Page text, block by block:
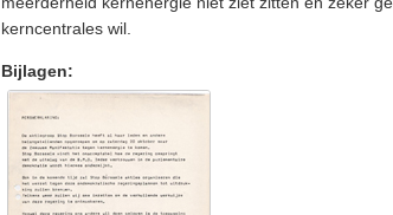
kerncentrales wil.
Bijlagen: